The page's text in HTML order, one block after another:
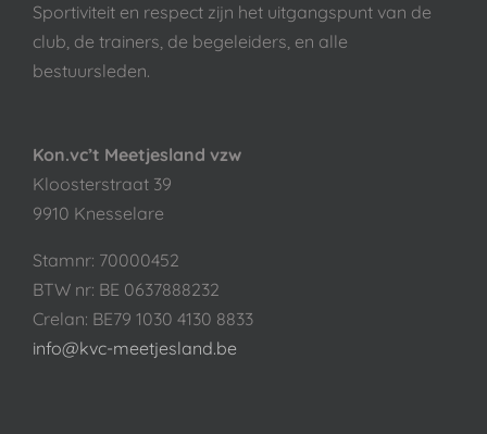
Sportiviteit en respect zijn het uitgangspunt van de
club, de trainers, de begeleiders, en alle
bestuursleden.
Kon.vc’t Meetjesland vzw
Kloosterstraat 39
9910 Knesselare
Stamnr: 70000452
BTW nr: BE 0637888232
Crelan: BE79 1030 4130 8833
info@kvc-meetjesland.be